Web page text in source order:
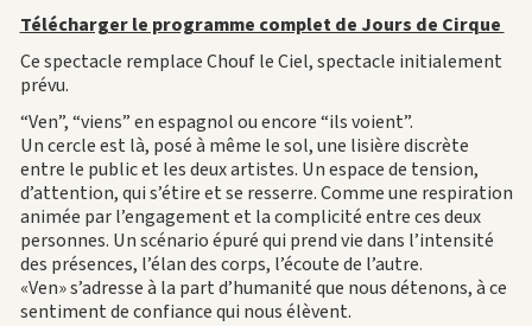
Télécharger le programme complet de Jours de Cirque
Ce spectacle remplace Chouf le Ciel, spectacle initialement
prévu.
“Ven”, “viens” en espagnol ou encore “ils voient”.
Un cercle est là, posé à même le sol, une lisière discrète
entre le public et les deux artistes. Un espace de tension,
d’attention, qui s’étire et se resserre. Comme une respiration
animée par l’engagement et la complicité entre ces deux
personnes. Un scénario épuré qui prend vie dans l’intensité
des présences, l’élan des corps, l’écoute de l’autre.
«Ven» s’adresse à la part d’humanité que nous détenons, à ce
sentiment de confiance qui nous élèvent.